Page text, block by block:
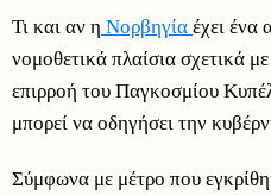
Τι και αν η Νορβηγίαέχει ένα
νομοθετικά πλαίσια σχετικά
επιρροή του Παγκοσμίου
μπορεί να οδηγήσει την
Σύμφωνα με μέτρο που